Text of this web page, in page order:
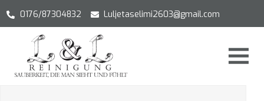
0176/87304832 Luljetaselimi2603@gmail.com